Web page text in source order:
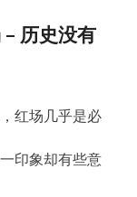
历史没有
红场几乎是必
印象却有些意